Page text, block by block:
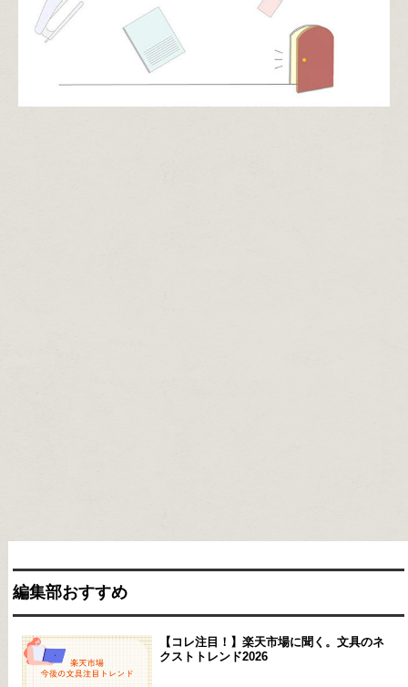
編集部おすすめ
【コレ注目！】楽天市場に聞く。文具のネ
クストトレンド2026